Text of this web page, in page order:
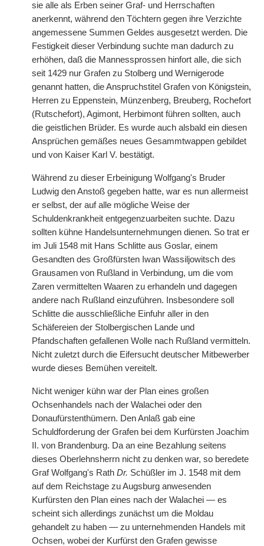
sie alle als Erben seiner Graf- und Herrschaften
anerkennt, während den Töchtern gegen ihre Verzichte
angemessene Summen Geldes ausgesetzt werden. Die
Festigkeit dieser Verbindung suchte man dadurch zu
erhöhen, daß die Mannessprossen hinfort alle, die sich
seit 1429 nur Grafen zu Stolberg und Wernigerode
genannt hatten, die Anspruchstitel Grafen von Königstein,
Herren zu Eppenstein, Münzenberg, Breuberg, Rochefort
(Rutschefort), Agimont, Herbimont führen sollten, auch
die geistlichen Brüder. Es wurde auch alsbald ein diesen
Ansprüchen gemäßes neues Gesammtwappen gebildet
und von Kaiser Karl V. bestätigt.
Während zu dieser Erbeinigung Wolfgang's Bruder
Ludwig den Anstoß gegeben hatte, war es nun allermeist
er selbst, der auf alle mögliche Weise der
Schuldenkrankheit entgegenzuarbeiten suchte. Dazu
sollten kühne Handelsunternehmungen dienen. So trat er
im Juli 1548 mit Hans Schlitte aus Goslar, einem
Gesandten des Großfürsten Iwan Wassiljowitsch des
Grausamen von Rußland in Verbindung, um die vom
Zaren vermittelten Waaren zu erhandeln und dagegen
andere nach Rußland einzuführen. Insbesondere soll
Schlitte die ausschließliche Einfuhr aller in den
Schäfereien der Stolbergischen Lande und
Pfandschaften gefallenen Wolle nach Rußland vermitteln.
Nicht zuletzt durch die Eifersucht deutscher Mitbewerber
wurde dieses Bemühen vereitelt.
Nicht weniger kühn war der Plan eines großen
Ochsenhandels nach der Walachei oder den
Donaufürstenthümern. Den Anlaß gab eine
Schuldforderung der Grafen bei dem Kurfürsten Joachim
II. von Brandenburg. Da an eine Bezahlung seitens
dieses Oberlehnsherrn nicht zu denken war, so beredete
Graf Wolfgang's Rath Dr. Schüßler im J. 1548 mit dem
auf dem Reichstage zu Augsburg anwesenden
Kurfürsten den Plan eines nach der Walachei — es
scheint sich allerdings zunächst um die Moldau
gehandelt zu haben — zu unternehmenden Handels mit
Ochsen, wobei der Kurfürst den Grafen gewisse